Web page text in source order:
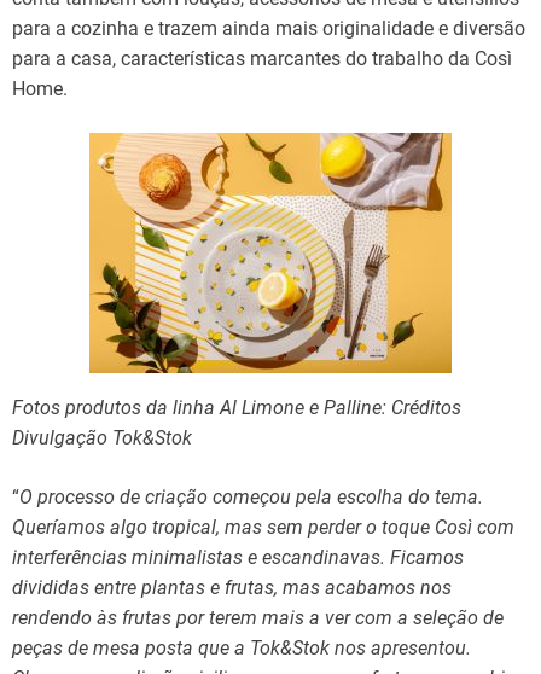
para a cozinha e trazem ainda mais originalidade e diversão
para a casa, características marcantes do trabalho da Così
Home.
Fotos produtos da linha Al Limone e Palline: Créditos
Divulgação Tok&Stok
“O processo de criação começou pela escolha do tema.
Queríamos algo tropical, mas sem perder o toque Così com
interferências minimalistas e escandinavas. Ficamos
divididas entre plantas e frutas, mas acabamos nos
rendendo às frutas por terem mais a ver com a seleção de
peças de mesa posta que a Tok&Stok nos apresentou.